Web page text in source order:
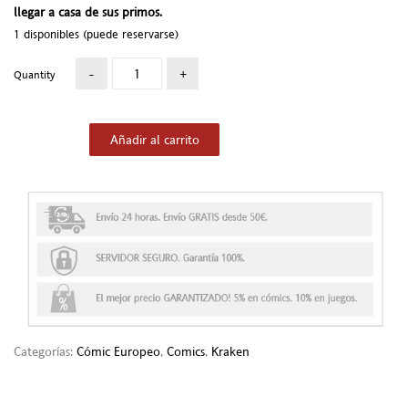
llegar a casa de sus primos.
1 disponibles (puede reservarse)
Quantity
Añadir al carrito
Categorías: Cómic Europeo, Comics, Kraken